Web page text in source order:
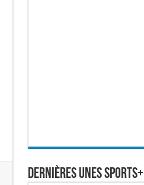
Dernières Unes Sports+